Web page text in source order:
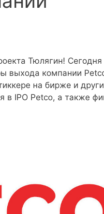
Тюлягин!
выхода компании
на бирже и
в IPO Petco, а также